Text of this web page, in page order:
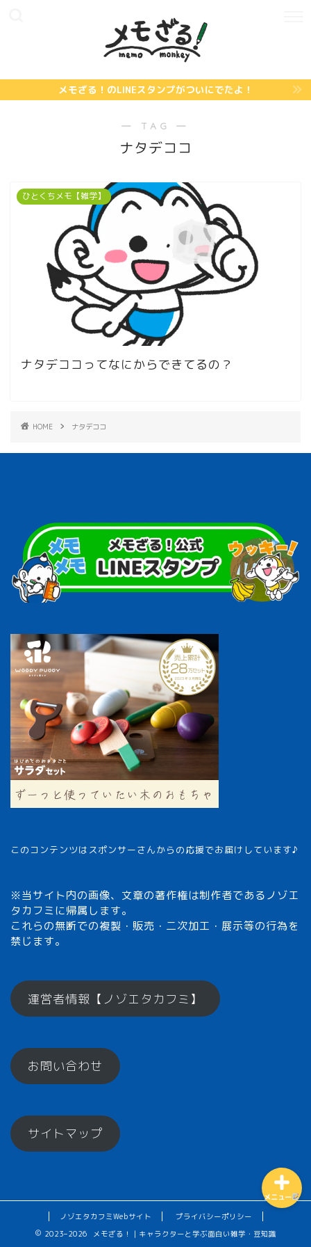
メモざる！のLINEスタンプがついにでたよ！
― TAG ―
ナタデココ
ひとくちメモ【雑学】
ナタデココってなにからできてるの？
HOME ナタデココ
このコンテンツはスポンサーさんからの応援でお届けしています♪
※当サイト内の画像、文章の著作権は制作者であるノゾエ
タカフミに帰属します。
これらの無断での複製・販売・二次加工・展示等の行為を
禁じます。
運営者情報【ノゾエタカフミ】
お問い合わせ
サイトマップ
ノゾエタカフミWebサイト
プライバシーポリシー
2023–2026 メモざる！｜キャラクターと学ぶ面白い雑学・豆知識
メニュー
メモざるとは？